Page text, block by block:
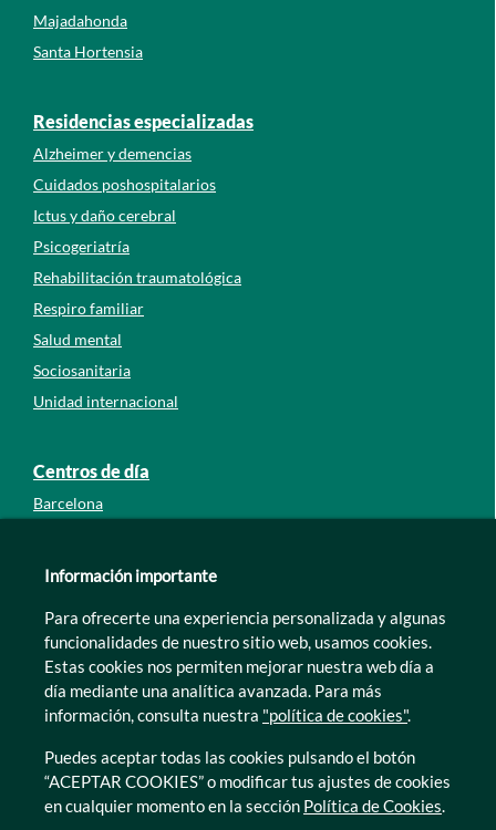
Majadahonda
Santa Hortensia
Residencias especializadas
Alzheimer y demencias
Cuidados poshospitalarios
Ictus y daño cerebral
Psicogeriatría
Rehabilitación traumatológica
Respiro familiar
Salud mental
Sociosanitaria
Unidad internacional
Centros de día
Barcelona
León
Murcia
Tarragona
Zamora
Información importante
Para ofrecerte una experiencia personalizada y algunas
funcionalidades de nuestro sitio web, usamos cookies.
Estas cookies nos permiten mejorar nuestra web día a
día mediante una analítica avanzada. Para más
información, consulta nuestra "política de cookies".
Puedes aceptar todas las cookies pulsando el botón
“ACEPTAR COOKIES” o modificar tus ajustes de cookies
en cualquier momento en la sección Política de Cookies.